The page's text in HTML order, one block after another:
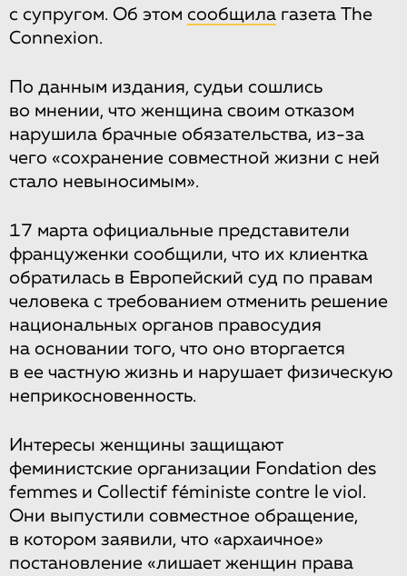
с супругом. Об этом сообщила газета The
Connexion.
По данным издания, судьи сошлись
во мнении, что женщина своим отказом
нарушила брачные обязательства, из-за
чего «сохранение совместной жизни с ней
стало невыносимым».
17 марта официальные представители
француженки сообщили, что их клиентка
обратилась в Европейский суд по правам
человека с требованием отменить решение
национальных органов правосудия
на основании того, что оно вторгается
в ее частную жизнь и нарушает физическую
неприкосновенность.
Интересы женщины защищают
феминистские организации Fondation des
femmes и Collectif féministe contre le viol.
Они выпустили совместное обращение,
в котором заявили, что «архаичное»
постановление «лишает женщин права